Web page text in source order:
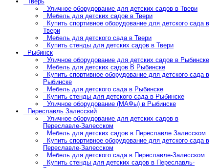
Уличное оборудование для детских садов в Твери
Мебель для детских садов в Твери
Купить спортивное оборудование для детского сада в
Твери
Мебель для детского сада в Твери
Купить стенды для детских садов в Твери
Рыбинск
Уличное оборудование для детских садов в Рыбинске
Мебель для детских садов В Рыбинске
Купить спортивное оборудование для детского сада в
Рыбинске
Мебель для детского сада в Рыбинске
Купить стенды для детского сада в Рыбинске
Уличное оборудование (МАФы) в Рыбинске
Переславль Залесский
Уличное оборудование для детских садов в
Переславле-Залесском
Мебель для детских садов в Переславле Залесском
Купить спортивное оборудование для детского сада в
Переславле-Залесском
Мебель для детского сада в Переславле-Залесском
Купить стенды для детских садов в Переславль-